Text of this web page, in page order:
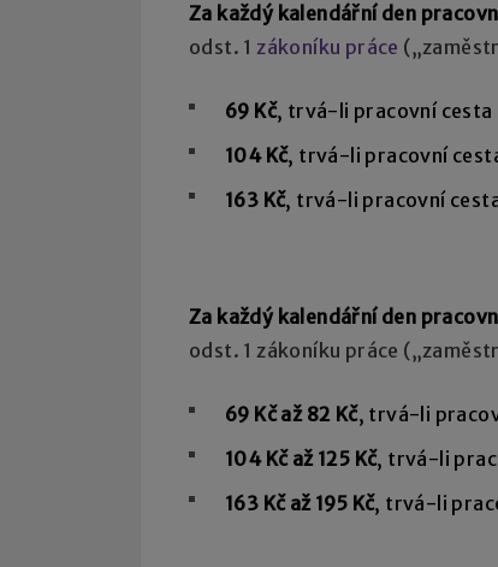
Za každý kalendářní den
odst. 1zákoníku práce
69 Kč, trvá-li pracovní cesta
104 Kč, trvá-li pracovní
163 Kč, trvá-li pracovní
Za každý kalendářní den
odst. 1 zákoníku práce
69 Kč až 82 Kč, trvá-li
104 Kč až 125 Kč, trvá-li
163 Kč až 195 Kč, trvá-li